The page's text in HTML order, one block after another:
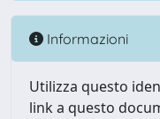
Informazioni
Utilizza questo
link a questo